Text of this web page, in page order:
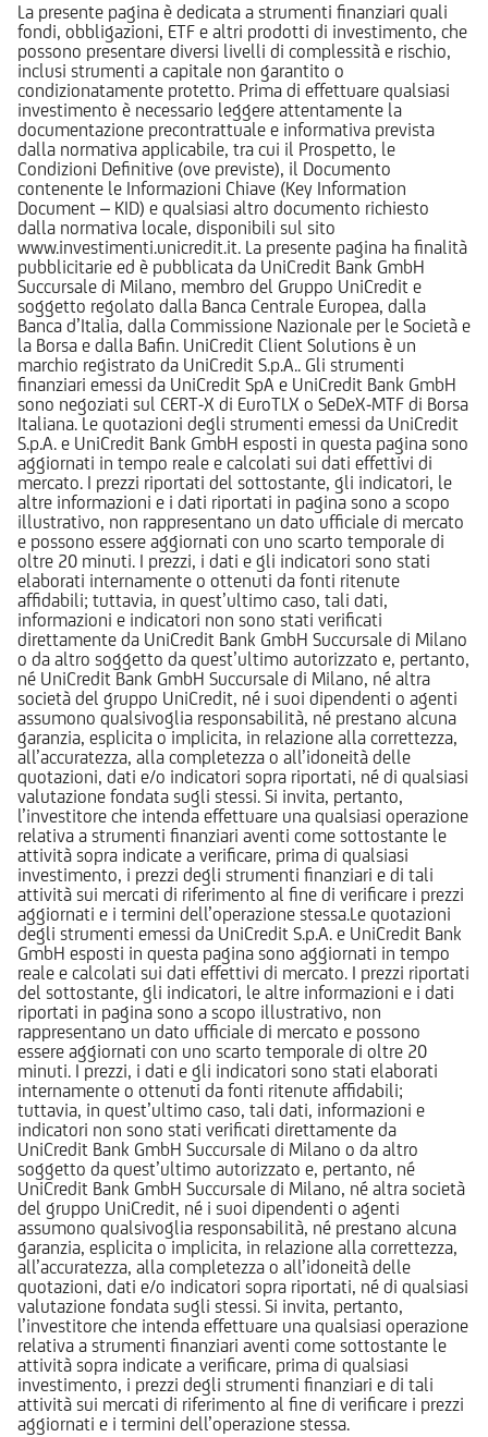
La presente pagina è dedicata a strumenti finanziari quali
fondi, obbligazioni, ETF e altri prodotti di investimento, che
possono presentare diversi livelli di complessità e rischio,
inclusi strumenti a capitale non garantito o
condizionatamente protetto. Prima di effettuare qualsiasi
investimento è necessario leggere attentamente la
documentazione precontrattuale e informativa prevista
dalla normativa applicabile, tra cui il Prospetto, le
Condizioni Definitive (ove previste), il Documento
contenente le Informazioni Chiave (Key Information
Document – KID) e qualsiasi altro documento richiesto
dalla normativa locale, disponibili sul sito
www.investimenti.unicredit.it. La presente pagina ha finalità
pubblicitarie ed è pubblicata da UniCredit Bank GmbH
Succursale di Milano, membro del Gruppo UniCredit e
soggetto regolato dalla Banca Centrale Europea, dalla
Banca d’Italia, dalla Commissione Nazionale per le Società e
la Borsa e dalla Bafin. UniCredit Client Solutions è un
marchio registrato da UniCredit S.p.A.. Gli strumenti
finanziari emessi da UniCredit SpA e UniCredit Bank GmbH
sono negoziati sul CERT-X di EuroTLX o SeDeX-MTF di Borsa
Italiana. Le quotazioni degli strumenti emessi da UniCredit
S.p.A. e UniCredit Bank GmbH esposti in questa pagina sono
aggiornati in tempo reale e calcolati sui dati effettivi di
mercato. I prezzi riportati del sottostante, gli indicatori, le
altre informazioni e i dati riportati in pagina sono a scopo
illustrativo, non rappresentano un dato ufficiale di mercato
e possono essere aggiornati con uno scarto temporale di
oltre 20 minuti. I prezzi, i dati e gli indicatori sono stati
elaborati internamente o ottenuti da fonti ritenute
affidabili; tuttavia, in quest’ultimo caso, tali dati,
informazioni e indicatori non sono stati verificati
direttamente da UniCredit Bank GmbH Succursale di Milano
o da altro soggetto da quest’ultimo autorizzato e, pertanto,
né UniCredit Bank GmbH Succursale di Milano, né altra
società del gruppo UniCredit, né i suoi dipendenti o agenti
assumono qualsivoglia responsabilità, né prestano alcuna
garanzia, esplicita o implicita, in relazione alla correttezza,
all’accuratezza, alla completezza o all’idoneità delle
quotazioni, dati e/o indicatori sopra riportati, né di qualsiasi
valutazione fondata sugli stessi. Si invita, pertanto,
l’investitore che intenda effettuare una qualsiasi operazione
relativa a strumenti finanziari aventi come sottostante le
attività sopra indicate a verificare, prima di qualsiasi
investimento, i prezzi degli strumenti finanziari e di tali
attività sui mercati di riferimento al fine di verificare i prezzi
aggiornati e i termini dell’operazione stessa.Le quotazioni
degli strumenti emessi da UniCredit S.p.A. e UniCredit Bank
GmbH esposti in questa pagina sono aggiornati in tempo
reale e calcolati sui dati effettivi di mercato. I prezzi riportati
del sottostante, gli indicatori, le altre informazioni e i dati
riportati in pagina sono a scopo illustrativo, non
rappresentano un dato ufficiale di mercato e possono
essere aggiornati con uno scarto temporale di oltre 20
minuti. I prezzi, i dati e gli indicatori sono stati elaborati
internamente o ottenuti da fonti ritenute affidabili;
tuttavia, in quest’ultimo caso, tali dati, informazioni e
indicatori non sono stati verificati direttamente da
UniCredit Bank GmbH Succursale di Milano o da altro
soggetto da quest’ultimo autorizzato e, pertanto, né
UniCredit Bank GmbH Succursale di Milano, né altra società
del gruppo UniCredit, né i suoi dipendenti o agenti
assumono qualsivoglia responsabilità, né prestano alcuna
garanzia, esplicita o implicita, in relazione alla correttezza,
all’accuratezza, alla completezza o all’idoneità delle
quotazioni, dati e/o indicatori sopra riportati, né di qualsiasi
valutazione fondata sugli stessi. Si invita, pertanto,
l’investitore che intenda effettuare una qualsiasi operazione
relativa a strumenti finanziari aventi come sottostante le
attività sopra indicate a verificare, prima di qualsiasi
investimento, i prezzi degli strumenti finanziari e di tali
attività sui mercati di riferimento al fine di verificare i prezzi
aggiornati e i termini dell’operazione stessa.